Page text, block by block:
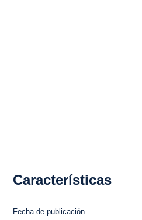
Características
Fecha de publicación